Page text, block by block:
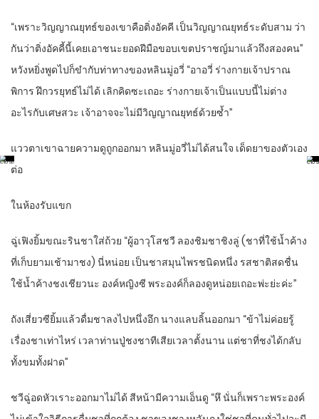
“เพราะวิญญาณยุทธ์ของเขาคือติ่งอัคคี เป็นวิญญาณยุทธ์ระดับสาม ว่า
กันว่าติ่งอัคคี้นี้เคยเอาชนะยอดฝีมือขอบเขตปราชญ์มาแล้วถึงสองคน”
หวังหยิ่งพูดไปก็ขำกับท่าทางของหลินมู่อวี่ “อาอวี่ ร่างกายเจ้าปราณ
พิการ ฝึกวรยุทธ์ไม่ได้ เลิกคิดซะเถอะ ร่างกายเจ้าเป็นแบบนี้ไม่ต่าง
อะไรกับเศษสวะ เจ้าอาจจะไม่มีวิญญาณยุทธ์ด้วยซ้ำ”
แววตาเขาฉายความดูถูกออกมา หลินมู่อวี่ไม่ได้สนใจ เด็ดยาของตัวเอง
ต่อ
ในห้องรับแขก
ฉู่เฟิงยิ้มขณะรินชาใส่ถ้วย “ผู้อาวุโสชวี ลองชิมชาชิงลู่ (ชาที่ใช้น้ำค้าง
ที่เก็บยามเช้ามาชง) นี่หน่อย เป็นชาสมุนไพรชนิดหนึ่ง รสชาติสดชื่น
ใช้น้ำค้างชงเชียวนะ องค์หญิงซี พระองค์ก็ลองดูหน่อยเถอะพ่ะย่ะค่ะ”
ถังเสี่ยวซียิ้มแล้วดื่มชาลงไปหนึ่งอึก นางแลบลิ้นออกมา “ข้าไม่ค่อยรู้
เรื่องชาเท่าไหร่ เวลาท่านปู่ชงชาทีเสียเวลาตั้งนาน แต่ชาที่ชงได้กลับ
ทั้งขมทั้งฝาด”
ชวีฉู่อดหัวเราะออกมาไม่ได้ สีหน้ามีความเอ็นดู “หึ นั่นก็เพราะพระองค์